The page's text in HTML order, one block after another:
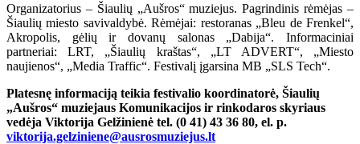
Organizatorius – Šiaulių „Aušros“ muziejus. Pagrindinis rėmėjas –
Šiaulių miesto savivaldybė. Rėmėjai: restoranas „Bleu de Frenkel“,
Akropolis, gėlių ir dovanų salonas „Dabija“. Informaciniai
partneriai: LRT, „Šiaulių kraštas“, „LT ADVERT“, „Miesto
naujienos“, „Media Traffic“. Festivalį įgarsina MB „SLS Tech“.
Platesnę informaciją teikia festivalio koordinatorė, Šiaulių
„Aušros“ muziejaus Komunikacijos ir rinkodaros skyriaus
vedėja Viktorija Gelžinienė tel. (0 41) 43 36 80, el. p.
viktorija.gelziniene@ausrosmuziejus.lt